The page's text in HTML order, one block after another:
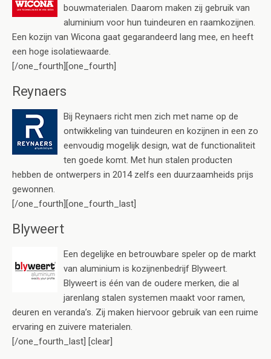
bouwmaterialen. Daarom maken zij gebruik van
aluminium voor hun tuindeuren en raamkozijnen.
Een kozijn van Wicona gaat gegarandeerd lang mee, en heeft
een hoge isolatiewaarde.
[/one_fourth][one_fourth]
Reynaers
Bij Reynaers richt men zich met name op de
ontwikkeling van tuindeuren en kozijnen in een zo
eenvoudig mogelijk design, wat de functionaliteit
ten goede komt. Met hun stalen producten
hebben de ontwerpers in 2014 zelfs een duurzaamheids prijs
gewonnen.
[/one_fourth][one_fourth_last]
Blyweert
Een degelijke en betrouwbare speler op de markt
van aluminium is kozijnenbedrijf Blyweert.
Blyweert is één van de oudere merken, die al
jarenlang stalen systemen maakt voor ramen,
deuren en veranda’s. Zij maken hiervoor gebruik van een ruime
ervaring en zuivere materialen.
[/one_fourth_last] [clear]